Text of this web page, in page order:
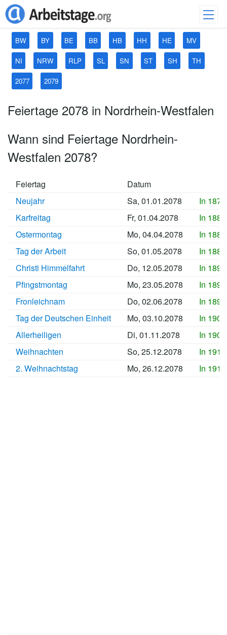
BW BY BE BB HB HH HE MV
NI NRW RLP SL SN ST SH TH
2077 2079
Feiertage 2078 in Nordrhein-Westfalen
Wann sind Feiertage Nordrhein-
Westfalen 2078?
Feiertag
Datum
Neujahr
Sa, 01.01.2078
In
Karfreitag
Fr, 01.04.2078
In
Ostermontag
Mo, 04.04.2078
In
Tag der Arbeit
So, 01.05.2078
In
Christi Himmelfahrt
Do, 12.05.2078
In
Pfingstmontag
Mo, 23.05.2078
In
Fronleichnam
Do, 02.06.2078
In
Tag der Deutschen Einheit
Mo, 03.10.2078
In
Allerheiligen
Di, 01.11.2078
In
Weihnachten
So, 25.12.2078
In
2. Weihnachtstag
Mo, 26.12.2078 In